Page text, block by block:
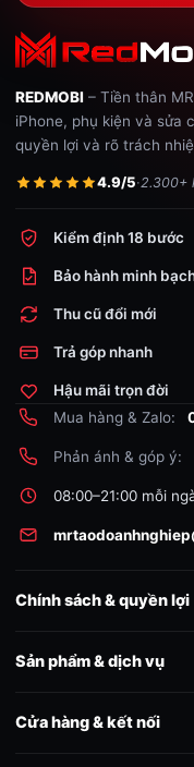
REDMOBI – Tiền thân
iPhone, phụ kiện và sửa
quyền lợi và rõ trách
4.9/5·2.300+
Kiểm định 18 bước
Bảo hành minh
Thu cũ đổi mới
Trả góp nhanh
Hậu mãi trọn đời
Mua hàng & Zalo:
Phản ánh & góp ý:
08:00–21:00 mỗi
Chính sách & quyền lợi
Sản phẩm & dịch vụ
Cửa hàng & kết nối